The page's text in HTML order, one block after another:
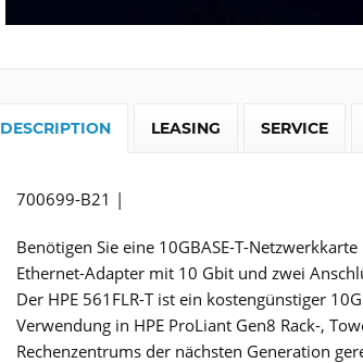
DESCRIPTION LEASING SERVICE
700699-B21 |
Benötigen Sie eine 10GBASE-T-
Ethernet-Adapter mit 10 Gbit und zwei
Der HPE 561FLR-T ist ein kostengünstiger
Verwendung in HPE ProLiant Gen8 Rack-,
Rechenzentrums der nächsten Generation